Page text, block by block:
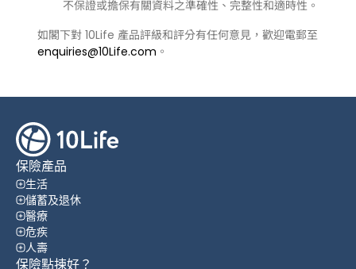
不保證或擔保有關資料之準確性、完整性和適時性。
如閣下對 10Life 產品評級和評分有任何意見，歡迎電郵至
enquiries@10Life.com 。
保險產品
生活
儲蓄及退休
醫療
危疾
人壽
保險點揀好？